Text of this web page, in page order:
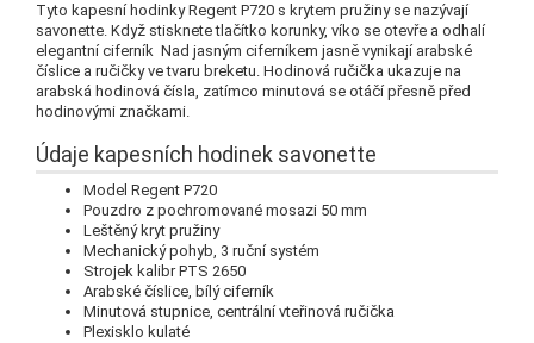
Tyto kapesní hodinky Regent P720 s krytem pružiny se nazývají
savonette. Když stisknete tlačítko korunky, víko se otevře a odhalí
elegantní ciferník Nad jasným ciferníkem jasně vynikají arabské
číslice a ručičky ve tvaru breketu. Hodinová ručička ukazuje na
arabská hodinová čísla, zatímco minutová se otáčí přesně před
hodinovými značkami.
Údaje kapesních hodinek savonette
Model Regent P720
Pouzdro z pochromované mosazi 50 mm
Leštěný kryt pružiny
Mechanický pohyb, 3 ruční systém
Strojek kalibr PTS 2650
Arabské číslice, bílý ciferník
Minutová stupnice, centrální vteřinová ručička
Plexisklo kulaté